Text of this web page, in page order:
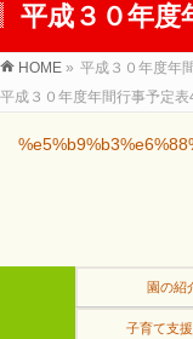
平成３０年度
HOME » 平成３０年度年
平成３０年度年間行事予定表
園の紹
子育て支